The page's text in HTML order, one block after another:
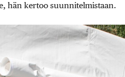
hän kertoo suunnitelmistaan.